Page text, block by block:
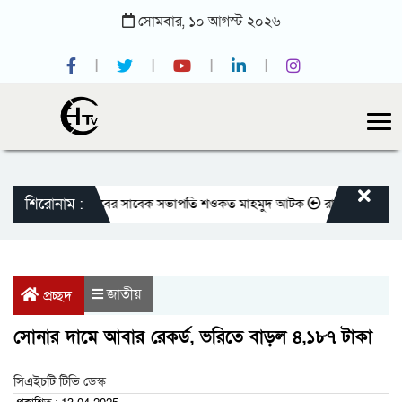
সোমবার, ১০ আগস্ট ২০২৬
শিরোনাম :
জাতীয় প্রেসক্লাবের সাবেক সভাপতি শওকত মাহমুদ আটক রাজবাড়ীতে বীর
প্রচ্ছদ জাতীয়
সোনার দামে আবার রেকর্ড, ভরিতে বাড়ল ৪,১৮৭ টাকা
সিএইচটি টিভি ডেস্ক